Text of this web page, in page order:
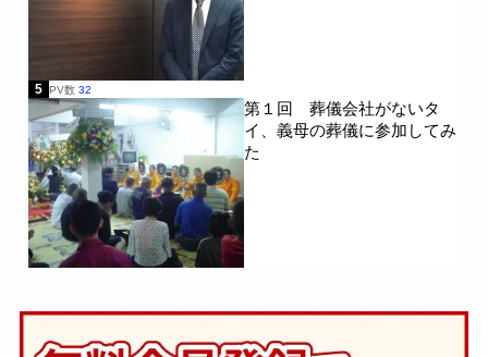
5 PV数 32
第１回 葬儀会社がないタ
イ、義母の葬儀に参加してみ
た